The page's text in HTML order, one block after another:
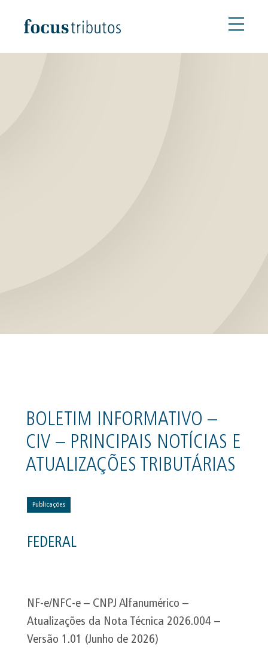
BOLETIM INFORMATIVO –
CIV – PRINCIPAIS NOTÍCIAS E
ATUALIZAÇÕES TRIBUTÁRIAS
Publicações
FEDERAL
NF-e/NFC-e – CNPJ Alfanumérico –
Atualizações da Nota Técnica 2026.004 –
Versão 1.01 (Junho de 2026)